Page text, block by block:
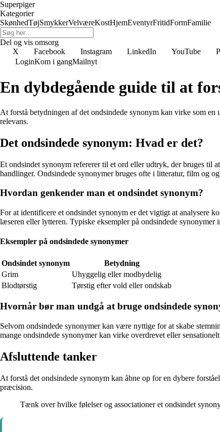
Superpiger
Kategorier
SkønhedTøjSmykkerVelværeKostHjemEventyrFritidFormFamilie
Del og vis omsorg
X
Facebook Instagram LinkedIn YouTube
LoginKom i gangMailnyt
En dybdegående guide til at
At forstå betydningen af det ondsindede synonym kan virke som
relevans.
Det ondsindede synonym: Hvad er det?
Et ondsindet synonym refererer til et ord eller udtryk, der bruges til
handlinger. Ondsindede synonymer bruges ofte i litteratur, film og
Hvordan genkender man et ondsindet synonym?
For at identificere et ondsindet synonym er det vigtigt at analysere
læseren eller lytteren. Typiske eksempler på ondsindede
Eksempler på ondsindede synonymer
Ondsindet synonym
Betydning
Grim
Uhyggelig eller modbydelig
Blodtørstig
Tørstig efter vold eller ondskab
Hvornår bør man undgå at bruge ondsindede
Selvom ondsindede synonymer kan være nyttige for at skabe
mange ondsindede synonymer kan virke overdrevet eller
Afsluttende tanker
At forstå det ondsindede synonym kan åbne op for en dybere
præcision.
Tænk over hvilke følelser og associationer et ondsindet